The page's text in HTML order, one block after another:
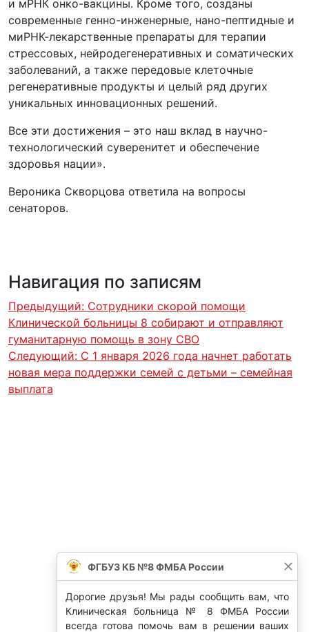
и мРНК онко-вакцины. Кроме того, созданы
современные генно-инженерные, нано-пептидные и
миРНК-лекарственные препараты для терапии
стрессовых, нейродегенеративных и соматических
заболеваний, а также передовые клеточные
регенеративные продукты и целый ряд других
уникальных инновационных решений.
Все эти достижения – это наш вклад в научно-
технологический суверенитет и обеспечение
здоровья нации».
Вероника Скворцова ответила на вопросы
сенаторов.
Навигация по записям
Предыдущий: Сотрудники скорой помощи
Клинической больницы 8 собирают и отправляют
гуманитарную помощь в зону СВО
Следующий: С 1 января 2026 года начнет работать
новая мера поддержки семей с детьми – семейная
выплата
ФГБУЗ КБ №8 ФМБА России
Дорогие друзья! Мы рады сообщить вам, что
Клиническая больница № 8 ФМБА России
всегда готова помочь вам в решении ваших